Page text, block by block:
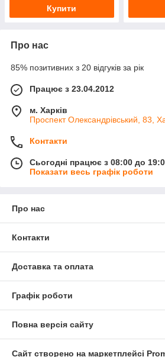
Купити
Про нас
85% позитивних з 20 відгуків за рік
Працює з 23.04.2012
м. Харків
Проспект Олександрівський, 83,
Контакти
Сьогодні працює з 08:00 до
Показати весь графік роботи
Про нас
Контакти
Доставка та оплата
Графік роботи
Повна версія сайту
Сайт створено на маркетплейсі